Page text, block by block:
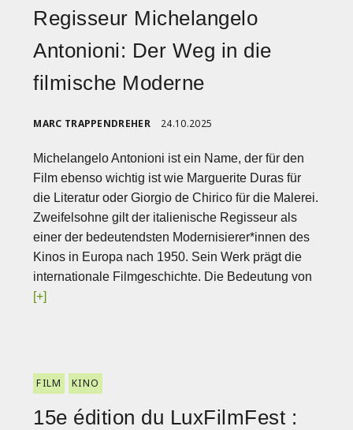
Regisseur Michelangelo
Antonioni: Der Weg in die
filmische Moderne
MARC TRAPPENDREHER 24.10.2025
Michelangelo Antonioni ist ein Name, der für den
Film ebenso wichtig ist wie Marguerite Duras für
die Literatur oder Giorgio de Chirico für die Malerei.
Zweifelsohne gilt der italienische Regisseur als
einer der bedeutendsten Modernisierer*innen des
Kinos in Europa nach 1950. Sein Werk prägt die
internationale Filmgeschichte. Die Bedeutung von
[+]
FILM KINO
15e édition du LuxFilmFest :